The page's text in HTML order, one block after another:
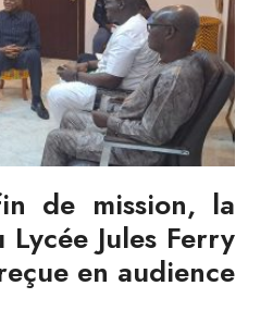
de mission, la
Jules Ferry
en audience